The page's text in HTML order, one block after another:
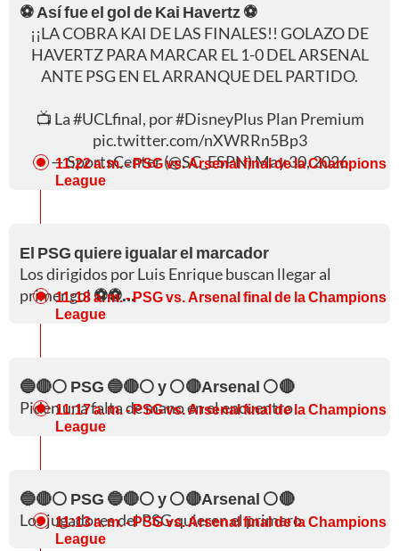
⚽ Así fue el gol de Kai Havertz ⚽
¡¡LA COBRA KAI DE LAS FINALES!! GOLAZO DE
HAVERTZ PARA MARCAR EL 1-0 DEL ARSENAL
ANTE PSG EN EL ARRANQUE DEL PARTIDO.
📺 La#UCLfinal, por#DisneyPlus Plan Premium
pic.twitter.com/nXWRRn5Bp3
— SportsCenter (@SC_ESPN)May 30, 2026
11:22 a. m.- PSG vs. Arsenal final de la Champions
League
El PSG quiere igualar el marcador
Los dirigidos por Luis Enrique buscan llegar al
primer gol⚽⚽...
11:18 a. m.- PSG vs. Arsenal final de la Champions
League
🔵🔴⚪ PSG 🔵🔴⚪ y ⚪🔴Arsenal ⚪🔴
Piden una falta de mano en el encuentro
11:17 a. m. - PSG vs. Arsenal final de la Champions
League
🔵🔴⚪ PSG 🔵🔴⚪ y ⚪🔴Arsenal ⚪🔴
Los jugadores del PSG quieren el primero
11:13 a. m.- PSG vs. Arsenal final de la Champions
League